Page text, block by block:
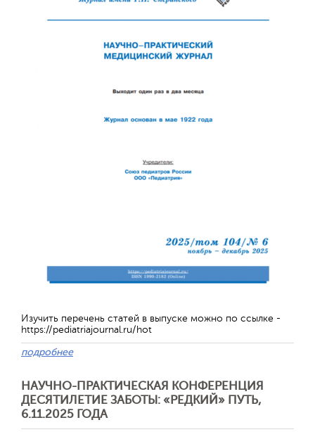
Изучить перечень статей в выпуске можно по ссылке -
https://pediatriajournal.ru/hot
подробнее
НАУЧНО-ПРАКТИЧЕСКАЯ КОНФЕРЕНЦИЯ
ДЕСЯТИЛЕТИЕ ЗАБОТЫ: «РЕДКИЙ» ПУТЬ,
6.11.2025 ГОДА